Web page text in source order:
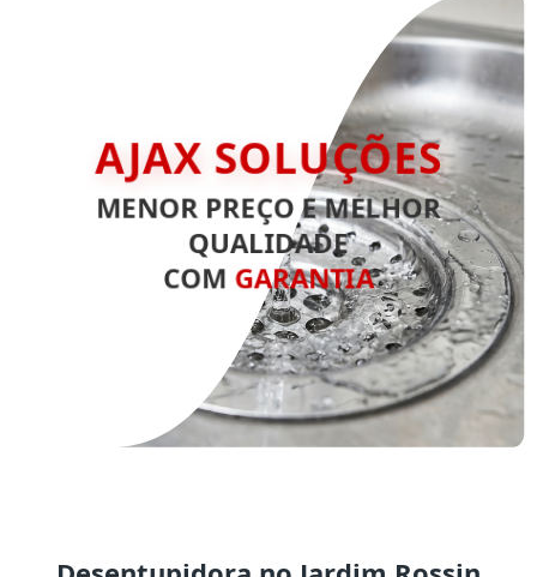
AJAX SOLUÇÕES
MENOR PREÇO E MELHOR
QUALIDADE
COM GARANTIA